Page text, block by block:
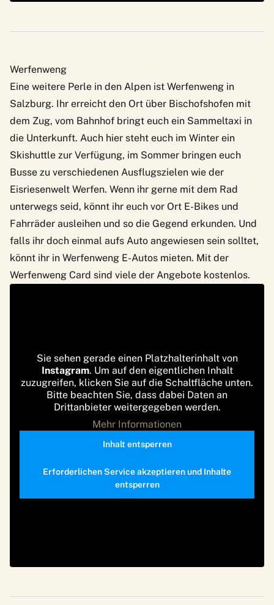
Werfenweng
Eine weitere Perle in den Alpen ist Werfenweng in
Salzburg. Ihr erreicht den Ort über Bischofshofen mit
dem Zug, vom Bahnhof bringt euch ein Sammeltaxi in
die Unterkunft. Auch hier steht euch im Winter ein
Skishuttle zur Verfügung, im Sommer bringen euch
Busse zu verschiedenen Ausflugszielen wie der
Eisriesenwelt Werfen. Wenn ihr gerne mit dem Rad
unterwegs seid, könnt ihr euch vor Ort E-Bikes und
Fahrräder ausleihen und so die Gegend erkunden. Und
falls ihr doch einmal aufs Auto angewiesen sein solltet,
könnt ihr in Werfenweng E-Autos mieten. Mit der
Werfenweng Card sind viele der Angebote kostenlos.
Sie sehen gerade einen Platzhalterinhalt von
Instagram. Um auf den eigentlichen Inhalt
zuzugreifen, klicken Sie auf die Schaltfläche unten.
Bitte beachten Sie, dass dabei Daten an
Drittanbieter weitergegeben werden.
Mehr Informationen
Inhalt entsperren
Erforderlichen Service akzeptieren und Inhalte
entsperren